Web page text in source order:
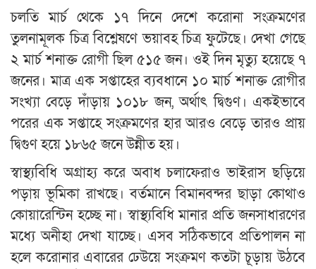
চলতি মার্চ থেকে ১৭ দিনে দেশে করোনা সংক্রমণের
তুলনামূলক চিত্র বিশ্লেষণে ভয়াবহ চিত্র ফুটেছে। দেখা গেছে
২ মার্চ শনাক্ত রোগী ছিল ৫১৫ জন। ওই দিন মৃত্যু হয়েছে ৭
জনের। মাত্র এক সপ্তাহের ব্যবধানে ১০ মার্চ শনাক্ত রোগীর
সংখ্যা বেড়ে দাঁড়ায় ১০১৮ জন, অর্থাৎ দ্বিগুণ। একইভাবে
পরের এক সপ্তাহে সংক্রমণের হার আরও বেড়ে তারও প্রায়
দ্বিগুণ হয়ে ১৮৬৫ জনে উন্নীত হয়।
স্বাস্থ্যবিধি অগ্রাহ্য করে অবাধ চলাফেরাও ভাইরাস ছড়িয়ে
পড়ায় ভূমিকা রাখছে। বর্তমানে বিমানবন্দর ছাড়া কোথাও
কোয়ারেন্টিন হচ্ছে না। স্বাস্থ্যবিধি মানার প্রতি জনসাধারণের
মধ্যে অনীহা দেখা যাচ্ছে। এসব সঠিকভাবে প্রতিপালন না
হলে করোনার এবারের ঢেউয়ে সংক্রমণ কতটা চূড়ায় উঠবে